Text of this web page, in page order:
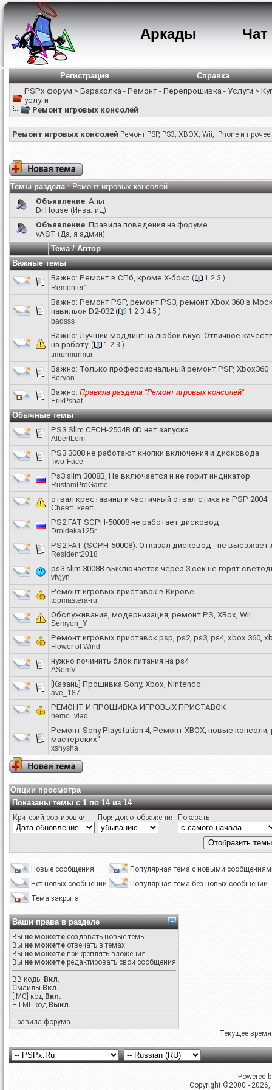
Аркады Чат
Регистрация
Справка
PSPx форум > Барахолка - Ремонт - Перепрошивка - Услуги >
услуги
Ремонт игровых консолей
Ремонт игровых консолей Ремонт PSP, PS3, XBOX, Wii, iPhone и
Темы раздела: Ремонт игровых консолей
Объявление: Апы
Dr.House (Инвалид)
Объявление: Правила поведения на форуме
vAST (Да, я админ)
Тема/Автор
Важные темы
Важно: Ремонт в СПб, кроме Х-бокс ( 1 2 3 )
Remonter1
Важно: Ремонт PSP, ремонт PS3, ремонт Xbox 360 в
павильон D2-032 ( 1 2 3 4 5 )
badsss
Важно:Лучший моддинг на любой вкус. Отличное
на работу. ( 1 2 3 )
timurmurmur
Важно: Только профессиональный ремонт PSP, Xbox360
Boryan
Важно: Правила раздела "Ремонт игровых консолей"
ErikPshat
Обычные темы
PS3 Slim CECH-2504B 0D нет запуска
AlbertLem
PS3 3008 не работают кнопки включения и дисковода
Two-Face
Ps3 slim 3008B, Не включается и не горит индикатор
RustamProGame
отвал креставины и частичный отвал стика на PSP 2004
Cheeff_keeff
PS2 FAT SCPH-50008 не работает дисковод
Droideka125r
PS2 FAT (SCPH-50008). Отказал дисковод - не выезжает
Resident2018
ps3 slim 3008B выключается через 3 сек не горят
vfvjyn
Ремонт игровых приставок в Кирове
topmastera-ru
Обслуживание, модернизация, ремонт PS, XBox, Wii
Semyon_Y
Ремонт игровых приставок psp, ps2, ps3, ps4, xbox 360,
Flower of Wind
нужно починить блок питания на ps4
ASemV
[Казань] Прошивка Sony, Xbox, Nintendo.
ave_187
РЕМОНТ И ПРОШИВКА ИГРОВЫХ ПРИСТАВОК
nemo_vlad
Ремонт Sony Playstation 4, Ремонт XBOX, новые
мастерских"
xshysha
Опции просмотра
Показаны темы с 1 по 14 из 14
Критерий сортировки Порядок отображения Показать
Новые сообщения
Популярная тема с новыми
Нет новых сообщений
Популярная тема без новых сообщений
Тема закрыта
Ваши права в разделе
Вы не можете создавать новые темы
Вы не можете отвечать в темах
Вы не можете прикреплять вложения
Вы не можете редактировать свои сообщения
BB коды Вкл.
Смайлы Вкл.
[IMG] код Вкл.
HTML код Выкл.
Правила форума
Текущее
Powered
Copyright ©2000 -